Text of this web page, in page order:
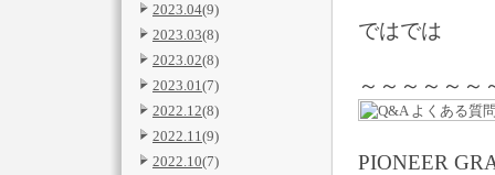
2023.04(9)
2023.03(8)
2023.02(8)
2023.01(7)
2022.12(8)
2022.11(9)
2022.10(7)
ではでは
～～～～～～
PIONEER